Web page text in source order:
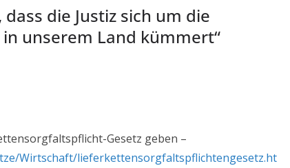
die Justiz sich um die
unserem Land kümmert“
Gesetz geben –
Wirtschaft/lieferkettensorgfaltspflichtengesetz.ht